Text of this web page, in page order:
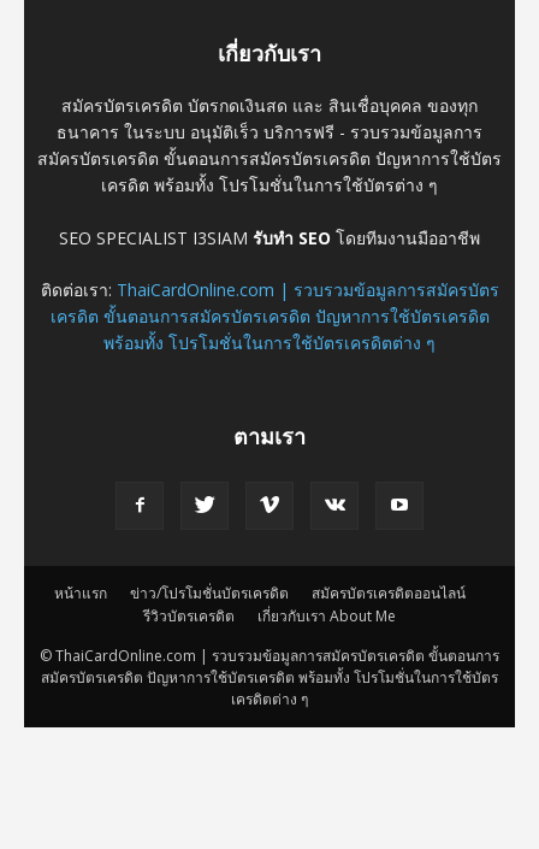
เกี่ยวกับเรา
สมัครบัตรเครดิต บัตรกดเงินสด และ สินเชื่อบุคคล ของทุก
ธนาคาร ในระบบ อนุมัติเร็ว บริการฟรี - รวบรวมข้อมูลการ
สมัครบัตรเครดิต ขั้นตอนการสมัครบัตรเครดิต ปัญหาการใช้บัตร
เครดิต พร้อมทั้ง โปรโมชั่นในการใช้บัตรต่าง ๆ
SEO SPECIALIST I3SIAM รับทำ SEO โดยทีมงานมืออาชีพ
ติดต่อเรา: ThaiCardOnline.com | รวบรวมข้อมูลการสมัครบัตร
เครดิต ขั้นตอนการสมัครบัตรเครดิต ปัญหาการใช้บัตรเครดิต
พร้อมทั้ง โปรโมชั่นในการใช้บัตรเครดิตต่าง ๆ
ตามเรา
หน้าแรก ข่าว/โปรโมชั่นบัตรเครดิต
สมัครบัตรเครดิตออนไลน์
รีวิวบัตรเครดิต
เกี่ยวกับเรา About Me
© ThaiCardOnline.com | รวบรวมข้อมูลการสมัครบัตรเครดิต ขั้นตอนการ
สมัครบัตรเครดิต ปัญหาการใช้บัตรเครดิต พร้อมทั้ง โปรโมชั่นในการใช้บัตร
เครดิตต่าง ๆ